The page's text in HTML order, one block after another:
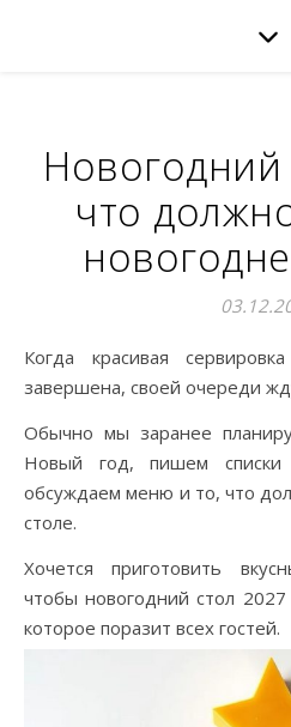
Новогодний
что
Когда красивая сервировка стола на Новый год
завершена, своей очереди
Обычно мы заранее
Новый год, пишем списки
обсуждаем меню и то, что
столе.
Хочется приготовить
чтобы новогодний стол
которое поразит всех гостей.